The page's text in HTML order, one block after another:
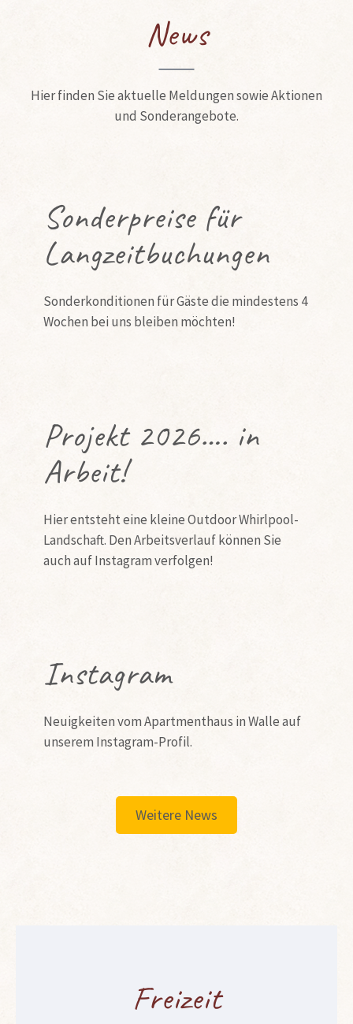
News
Hier finden Sie aktuelle Meldungen sowie Aktionen
und Sonderangebote.
Sonderpreise für
Langzeitbuchungen
Sonderkonditionen für Gäste die mindestens 4
Wochen bei uns bleiben möchten!
Projekt 2026…. in
Arbeit!
Hier entsteht eine kleine Outdoor Whirlpool-
Landschaft. Den Arbeitsverlauf können Sie
auch auf Instagram verfolgen!
Instagram
Neuigkeiten vom Apartmenthaus in Walle auf
unserem Instagram-Profil.
Weitere News
Freizeit